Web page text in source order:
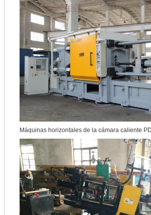
Máquinas horizontales de la cámara caliente